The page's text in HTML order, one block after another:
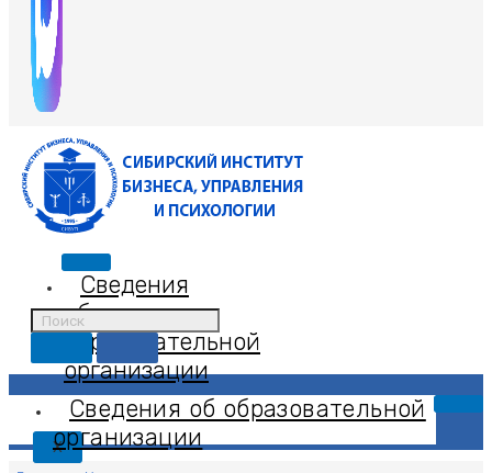
Сведения
об
образовательной
организации
X
Сведения об образовательной
организации